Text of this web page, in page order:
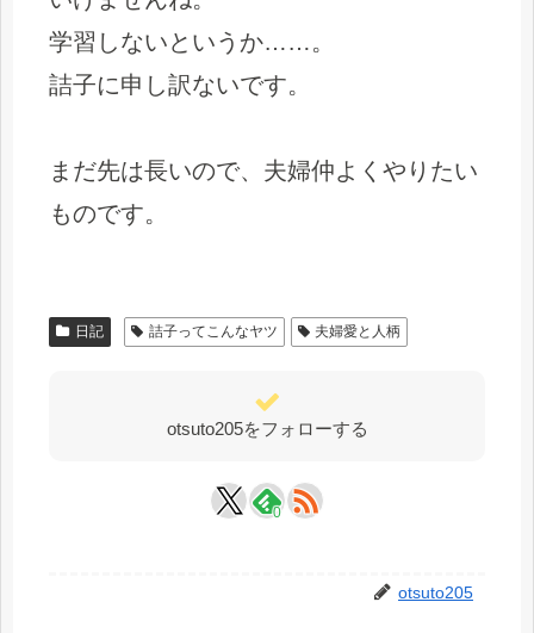
学習しないというか……。
詰子に申し訳ないです。
まだ先は長いので、夫婦仲よくやりたい
ものです。
日記 詰子ってこんなヤツ 夫婦愛と人柄
otsuto205をフォローする
0
otsuto205